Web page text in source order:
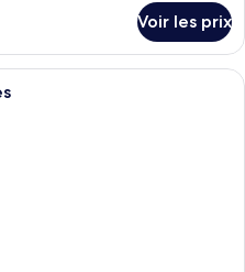
u
r
s
Voir les prix
Une chambre avec deux lits, un